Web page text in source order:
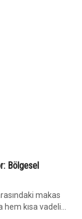
Bölgesel
makas
hem kısa vadeli...